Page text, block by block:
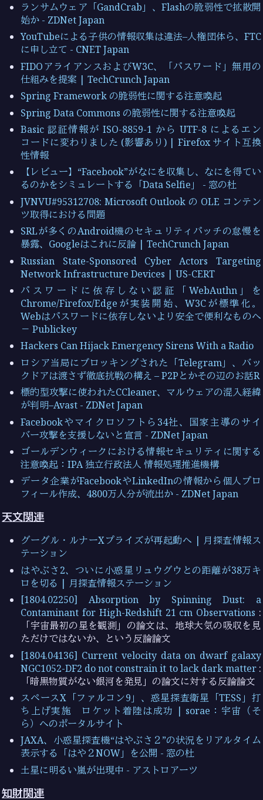
ランサムウェア「GandCrab」、Flashの脆弱性で拡散開
始か - ZDNet Japan
YouTubeによる子供の情報収集は違法–人権団体ら、FTC
に申し立て - CNET Japan
FIDOアライアンスおよびW3C、「パスワード」無用の
仕組みを提案 | TechCrunch Japan
Spring Framework の脆弱性に関する注意喚起
Spring Data Commons の脆弱性に関する注意喚起
Basic 認証情報が ISO-8859-1 から UTF-8 によるエン
コードに変わりました (影響あり) | Firefox サイト互換
性情報
【レビュー】“Facebook”がなにを収集し、なにを得てい
るのかをシミュレートする「Data Selfie」 - 窓の杜
JVNVU#95312708: Microsoft Outlook の OLE コンテン
ツ取得における問題
SRLが多くのAndroid機のセキュリティパッチの怠慢を
暴露、Googleはこれに反論 | TechCrunch Japan
Russian State-Sponsored Cyber Actors Targeting
Network Infrastructure Devices | US-CERT
パスワードに依存しない認証「WebAuthn」を
Chrome/Firefox/Edgeが実装開始、W3Cが標準化。
Webはパスワードに依存しないより安全で便利なものへ
－ Publickey
Hackers Can Hijack Emergency Sirens With a Radio
ロシア当局にブロッキングされた「Telegram」、バッ
クドアは渡さず徹底抗戦の構え – P2Pとかその辺のお話R
標的型攻撃に使われたCCleaner、マルウェアの混入経緯
が判明–Avast - ZDNet Japan
Facebookやマイクロソフトら34社、国家主導のサイ
バー攻撃を支援しないと宣言 - ZDNet Japan
ゴールデンウィークにおける情報セキュリティに関する
注意喚起：IPA 独立行政法人 情報処理推進機構
データ企業がFacebookやLinkedInの情報から個人プロ
フィール作成、4800万人分が流出か - ZDNet Japan
天文関連
グーグル・ルナーXプライズが再起動へ | 月探査情報ス
テーション
はやぶさ2、ついに小惑星リュウグウとの距離が38万キ
ロを切る | 月探査情報ステーション
[1804.02250] Absorption by Spinning Dust: a
Contaminant for High-Redshift 21 cm Observations :
「宇宙最初の星を観測」の論文は、地球大気の吸収を見
ただけではないか、という反論論文
[1804.04136] Current velocity data on dwarf galaxy
NGC1052-DF2 do not constrain it to lack dark matter:
「暗黒物質がない銀河を発見」の論文に対する反論論文
スペースX「ファルコン9」、惑星探査衛星「TESS」打
ち上げ実施 ロケット着陸は成功 | sorae：宇宙（そ
ら）へのポータルサイト
JAXA、小惑星探査機“はやぶさ２”の状況をリアルタイム
表示する「はや２NOW」を公開 - 窓の杜
土星に明るい嵐が出現中 - アストロアーツ
知財関連